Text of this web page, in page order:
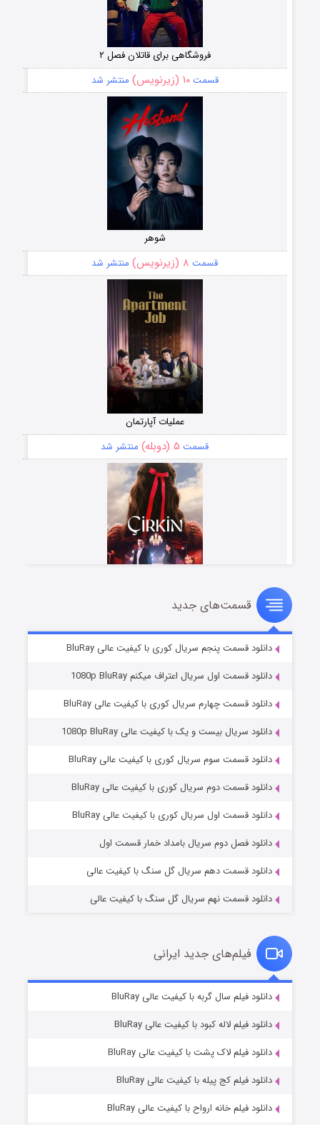
فروشگاهی برای قاتلان فصل ۲
قسمت۱۰ (زیرنویس) منتشر شد
شوهر
قسمت ۸ (زیرنویس) منتشر شد
عملیات آپارتمان
قسمت ۵ (دوبله) منتشر شد
سریال زشت
قسمت۲ (زیرنویس) منتشر شد
مردگان متحرک: شهر مرده ۳
قسمت۲ (زیرنویس) منتشر شد
قسمت۷ (زیرنویس) منتشر شد
قسمت‌های جدید
دانلود قسمت پنجم سریال کوری با کیفیت عالی BluRay
دانلود قسمت اول سریال اعتراف میکنم 1080p BluRay
دانلود قسمت چهارم سریال کوری با کیفیت عالی BluRay
دانلود سریال بیست و یک با کیفیت عالی 1080p BluRay
دانلود قسمت سوم سریال کوری با کیفیت عالی BluRay
دانلود قسمت دوم سریال کوری با کیفیت عالی BluRay
دانلود قسمت اول سریال کوری با کیفیت عالی BluRay
دانلود فصل دوم سریال بامداد خمار قسمت اول
دانلود قسمت دهم سریال گل سنگ با کیفیت عالی
دانلود قسمت نهم سریال گل سنگ با کیفیت عالی
فیلم‌های جدید ایرانی
دانلود فیلم سال گربه با کیفیت عالی BluRay
دانلود فیلم لاله کبود با کیفیت عالی BluRay
دانلود فیلم لاک پشت با کیفیت عالی BluRay
دانلود فیلم کج‌ پیله با کیفیت عالی BluRay
دانلود فیلم خانه ارواح با کیفیت عالی BluRay